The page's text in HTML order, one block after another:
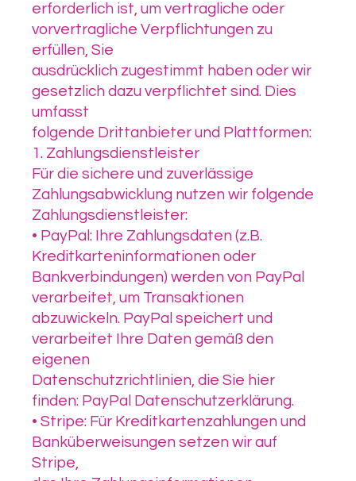
erforderlich ist, um vertragliche oder
vorvertragliche Verpflichtungen zu
erfüllen, Sie
ausdrücklich zugestimmt haben oder wir
gesetzlich dazu verpflichtet sind. Dies
umfasst
folgende Drittanbieter und Plattformen:
1. Zahlungsdienstleister
Für die sichere und zuverlässige
Zahlungsabwicklung nutzen wir folgende
Zahlungsdienstleister:
• PayPal: Ihre Zahlungsdaten (z.B.
Kreditkarteninformationen oder
Bankverbindungen) werden von PayPal
verarbeitet, um Transaktionen
abzuwickeln. PayPal speichert und
verarbeitet Ihre Daten gemäß den
eigenen
Datenschutzrichtlinien, die Sie hier
finden: PayPal Datenschutzerklärung.
• Stripe: Für Kreditkartenzahlungen und
Banküberweisungen setzen wir auf
Stripe,